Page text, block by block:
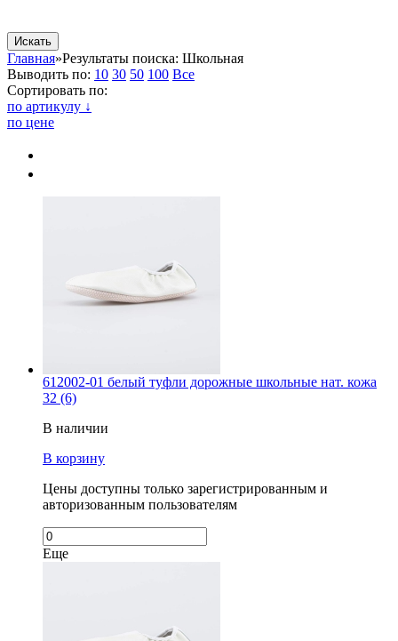
Главная»Результаты поиска: Школьная
Выводить по: 10 30 50 100 Все
Сортировать по:
по артикулу ↓
по цене
612002-01 белый туфли дорожные школьные нат. кожа
32 (6)
В наличии
В корзину
Цены доступны только зарегистрированным и
авторизованным пользователям
Еще